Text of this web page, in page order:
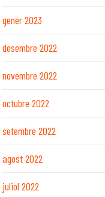
gener 2023
desembre 2022
novembre 2022
octubre 2022
setembre 2022
agost 2022
juliol 2022